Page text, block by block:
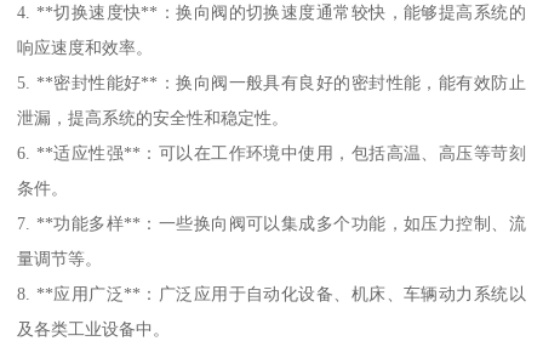
4. **切换速度快**：换向阀的切换速度通常较快，能够提高系统的
响应速度和效率。
5. **密封性能好**：换向阀一般具有良好的密封性能，能有效防止
泄漏，提高系统的安全性和稳定性。
6. **适应性强**：可以在工作环境中使用，包括高温、高压等苛刻
条件。
7. **功能多样**：一些换向阀可以集成多个功能，如压力控制、流
量调节等。
8. **应用广泛**：广泛应用于自动化设备、机床、车辆动力系统以
及各类工业设备中。